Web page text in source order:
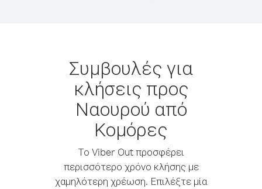
Συμβουλές για
κλήσεις προς
Ναουρού από
Κομόρες
Το Viber Out προσφέρει
περισσότερο χρόνο κλήσης με
χαμηλότερη χρέωση. Επιλέξτε μία